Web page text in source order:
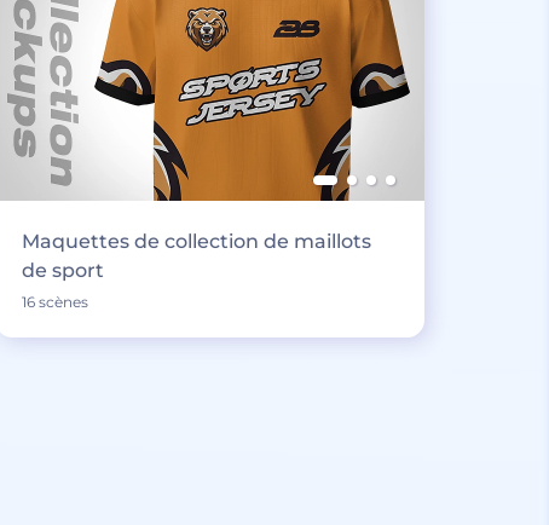
Maquettes de collection de maillots
de sport
16 scènes